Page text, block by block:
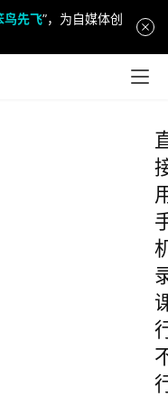
鸟先飞”，为自媒体创